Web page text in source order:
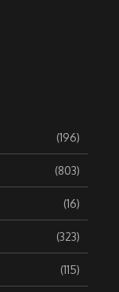
(196)
(803)
(16)
(323)
(115)